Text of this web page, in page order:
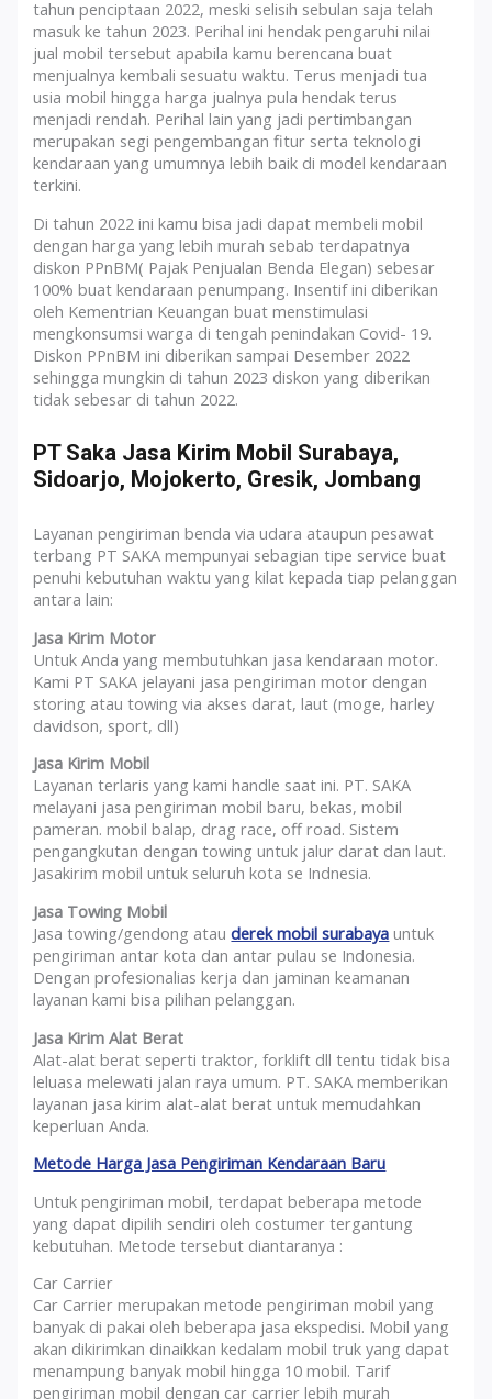
tahun penciptaan 2022, meski selisih sebulan saja telah
masuk ke tahun 2023. Perihal ini hendak pengaruhi nilai
jual mobil tersebut apabila kamu berencana buat
menjualnya kembali sesuatu waktu. Terus menjadi tua
usia mobil hingga harga jualnya pula hendak terus
menjadi rendah. Perihal lain yang jadi pertimbangan
merupakan segi pengembangan fitur serta teknologi
kendaraan yang umumnya lebih baik di model kendaraan
terkini.
Di tahun 2022 ini kamu bisa jadi dapat membeli mobil
dengan harga yang lebih murah sebab terdapatnya
diskon PPnBM( Pajak Penjualan Benda Elegan) sebesar
100% buat kendaraan penumpang. Insentif ini diberikan
oleh Kementrian Keuangan buat menstimulasi
mengkonsumsi warga di tengah penindakan Covid- 19.
Diskon PPnBM ini diberikan sampai Desember 2022
sehingga mungkin di tahun 2023 diskon yang diberikan
tidak sebesar di tahun 2022.
PT Saka Jasa Kirim Mobil Surabaya,
Sidoarjo, Mojokerto, Gresik, Jombang
Layanan pengiriman benda via udara ataupun pesawat
terbang PT SAKA mempunyai sebagian tipe service buat
penuhi kebutuhan waktu yang kilat kepada tiap pelanggan
antara lain:
Jasa Kirim Motor
Untuk Anda yang membutuhkan jasa kendaraan motor.
Kami PT SAKA jelayani jasa pengiriman motor dengan
storing atau towing via akses darat, laut (moge, harley
davidson, sport, dll)
Jasa Kirim Mobil
Layanan terlaris yang kami handle saat ini. PT. SAKA
melayani jasa pengiriman mobil baru, bekas, mobil
pameran. mobil balap, drag race, off road. Sistem
pengangkutan dengan towing untuk jalur darat dan laut.
Jasakirim mobil untuk seluruh kota se Indnesia.
Jasa Towing Mobil
Jasa towing/gendong atauderek mobil surabaya untuk
pengiriman antar kota dan antar pulau se Indonesia.
Dengan profesionalias kerja dan jaminan keamanan
layanan kami bisa pilihan pelanggan.
Jasa Kirim Alat Berat
Alat-alat berat seperti traktor, forklift dll tentu tidak bisa
leluasa melewati jalan raya umum. PT. SAKA memberikan
layanan jasa kirim alat-alat berat untuk memudahkan
keperluan Anda.
Metode Harga Jasa Pengiriman Kendaraan Baru
Untuk pengiriman mobil, terdapat beberapa metode
yang dapat dipilih sendiri oleh costumer tergantung
kebutuhan. Metode tersebut diantaranya :
Car Carrier
Car Carrier merupakan metode pengiriman mobil yang
banyak di pakai oleh beberapa jasa ekspedisi. Mobil yang
akan dikirimkan dinaikkan kedalam mobil truk yang dapat
menampung banyak mobil hingga 10 mobil. Tarif
pengiriman mobil dengan car carrier lebih murah